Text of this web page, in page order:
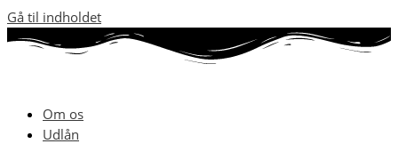
Gå til indholdet
Om os
Udlån